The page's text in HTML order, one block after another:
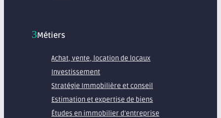
Métiers
Achat, vente, location de locaux
Investissement
Stratégie Immobilière et conseil
Estimation et expertise de biens
Études en immobilier d’entreprise